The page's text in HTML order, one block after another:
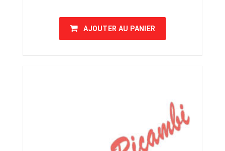
AJOUTER AU PANIER